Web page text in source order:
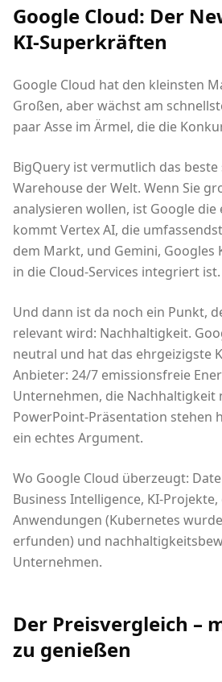
Google Cloud: Der
KI-Superkräften
Google Cloud hat den kleinsten
Großen, aber wächst am
paar Asse im Ärmel, die die
BigQuery ist vermutlich das
Warehouse der Welt. Wenn Sie
analysieren wollen, ist Google die
kommt Vertex AI, die
dem Markt, und Gemini, Googles
in die Cloud-Services integriert ist.
Und dann ist da noch ein Punkt,
relevant wird: Nachhaltigkeit.
neutral und hat das ehrgeizigste
Anbieter: 24/7 emissionsfreie
Unternehmen, die Nachhaltigkeit
PowerPoint-Präsentation stehen
ein echtes Argument.
Wo Google Cloud überzeugt:
Business Intelligence, KI-
Anwendungen (Kubernetes
erfunden) und
Unternehmen.
Der Preisvergleich –
zu genießen